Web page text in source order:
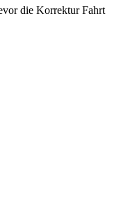
die Korrektur Fahrt